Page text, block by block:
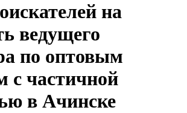
на
ведущего
по оптовым
с частичной
в Ачинске